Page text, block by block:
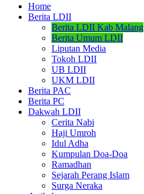
Home
Berita LDII
Berita LDII Kab Malang
Berita Umum LDII
Liputan Media
Tokoh LDII
UB LDII
UKM LDII
Berita PAC
Berita PC
Dakwah LDII
Cerita Nabi
Haji Umroh
Idul Adha
Kumpulan Doa-Doa
Ramadhan
Sejarah Perang Islam
Surga Neraka